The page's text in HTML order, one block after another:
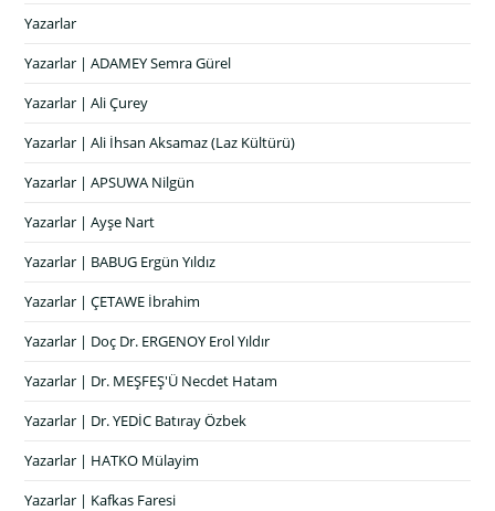
Yazarlar
Yazarlar | ADAMEY Semra Gürel
Yazarlar | Ali Çurey
Yazarlar | Ali İhsan Aksamaz (Laz Kültürü)
Yazarlar | APSUWA Nilgün
Yazarlar | Ayşe Nart
Yazarlar | BABUG Ergün Yıldız
Yazarlar | ÇETAWE İbrahim
Yazarlar | Doç Dr. ERGENOY Erol Yıldır
Yazarlar | Dr. MEŞFEŞ'Ü Necdet Hatam
Yazarlar | Dr. YEDİC Batıray Özbek
Yazarlar | HATKO Mülayim
Yazarlar | Kafkas Faresi